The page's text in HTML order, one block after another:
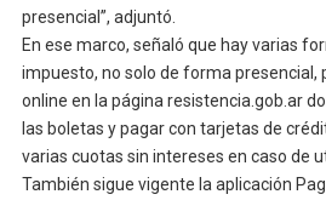
presencial”, adjuntó.
En ese marco, señaló que hay varias
impuesto, no solo de forma presencial,
online en la página resistencia.gob.ar
las boletas y pagar con tarjetas de
varias cuotas sin intereses en caso de
También sigue vigente la aplicación